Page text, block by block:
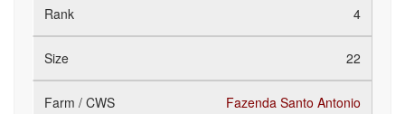
4
22
Fazenda Santo Antonio